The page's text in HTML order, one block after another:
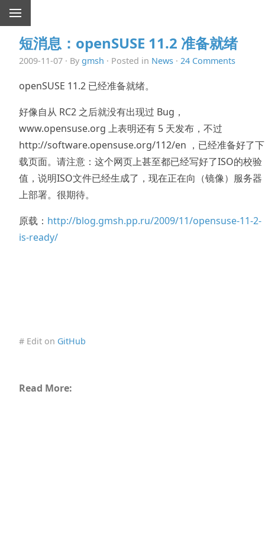
短消息：openSUSE 11.2 准备就绪
2009-11-07 · By gmsh · Posted in News · 24 Comments
openSUSE 11.2 已经准备就绪。
好像自从 RC2 之后就没有出现过 Bug，
www.opensuse.org 上表明还有 5 天发布，不过
http://software.opensuse.org/112/en ，已经准备好了下
载页面。请注意：这个网页上甚至都已经写好了ISO的校验
值，说明ISO文件已经生成了，现在正在向（镜像）服务器
上部署。很期待。
原载： http://blog.gmsh.pp.ru/2009/11/opensuse-11-2-
is-ready/
# Edit on GitHub
Read More: